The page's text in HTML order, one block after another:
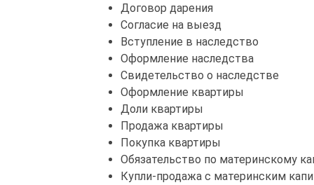
Договор дарения
Согласие на выезд
Вступление в наследство
Оформление наследства
Свидетельство о наследстве
Оформление квартиры
Доли квартиры
Продажа квартиры
Покупка квартиры
Обязательство по материнскому
Купли-продажа с материнским